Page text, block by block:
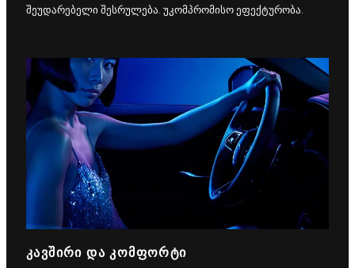
შეუდარებელი შესრულება. უკომპრომისო ეფექტურობა.
ᲙᲐᲕᲨᲘᲠᲘ ᲓᲐ ᲙᲝᲛᲤᲝᲠᲢᲘ